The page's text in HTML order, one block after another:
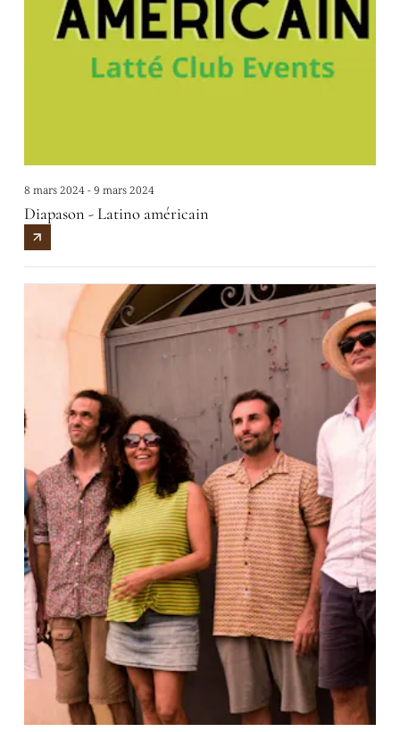
8 mars 2024 - 9 mars 2024
Diapason - Latino américain